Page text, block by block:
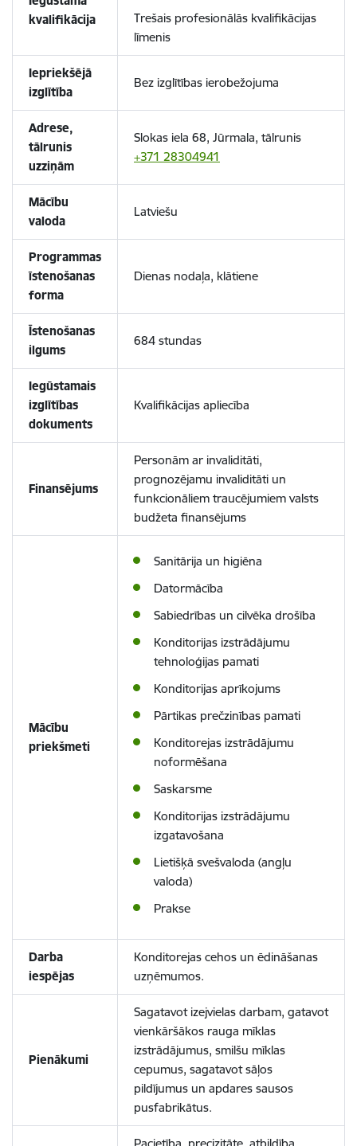
kvalifikācija
Trešais profesionālās kvalifikācijas
līmenis
Iepriekšējā
izglītība
Bez izglītības ierobežojuma
Adrese,
tālrunis
uzziņām
Slokas iela 68, Jūrmala, tālrunis
+371 28304941
Mācību
valoda
Latviešu
Programmas
īstenošanas
forma
Dienas nodaļa, klātiene
Īstenošanas
ilgums
684 stundas
Iegūstamais
izglītības
dokuments
Kvalifikācijas apliecība
Finansējums
Personām ar invaliditāti,
prognozējamu invaliditāti un
funkcionāliem traucējumiem valsts
budžeta finansējums
Mācību
priekšmeti
Sanitārija un higiēna
Datormācība
Sabiedrības un cilvēka drošība
Konditorijas izstrādājumu
tehnoloģijas pamati
Konditorijas aprīkojums
Pārtikas prečzinības pamati
Konditorejas izstrādājumu
noformēšana
Saskarsme
Konditorijas izstrādājumu
izgatavošana
Lietišķā svešvaloda (angļu
valoda)
Prakse
Darba
iespējas
Konditorejas cehos un ēdināšanas
uzņēmumos.
Pienākumi
Sagatavot izejvielas darbam, gatavot
vienkāršākos rauga mīklas
izstrādājumus, smilšu mīklas
cepumus, sagatavot sāļos
pildījumus un apdares sausos
pusfabrikātus.